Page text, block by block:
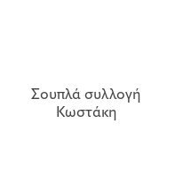
Σουπλά συλλογή
Κωστάκη